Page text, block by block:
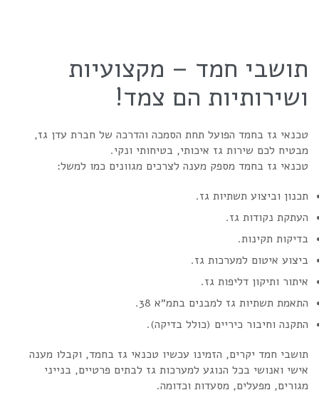
תושבי חמד – מקצועיות
ושירותיות הם צמד!
טכנאי גז בחמד הפועל תחת הסמכה והדרכה של חברת עדן גז,
מבטיח לכם שירות גז איכותי, בטיחותי ונקי.
טכנאי גז בחמד מספק מענה לצרכים מגוונים כמו למשל:
תכנון וביצוע תשתיות גז.
העתקת נקודות גז.
בדיקות תקינות.
ביצוע איטום למערכות גז.
איתור ותיקון דליפות גז.
התאמת תשתיות גז למבנים בתמ״א 38.
התקנה וחיבור כיריים (כולל בדיקה).
תושבי חמד יקרים, הזמינו עכשיו טכנאי גז בחמד, וקבלו מענה
אישי ואנושי בכל הנוגע למערכות גז לבתים פרטיים, בנייני
מגורים, מפעלים, מסעדות וכדומה.